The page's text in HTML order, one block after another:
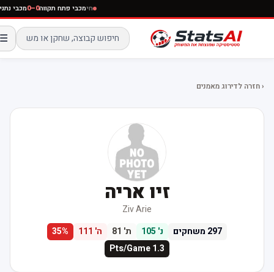
חימכבי פתח תקווה0–0 מכבי
☰
‹ חזרה לדירוג מאמנים
זיו אריה
Ziv Arie
297משחקים 105 ת'81 ה'111
35
1.3
Pts/Game